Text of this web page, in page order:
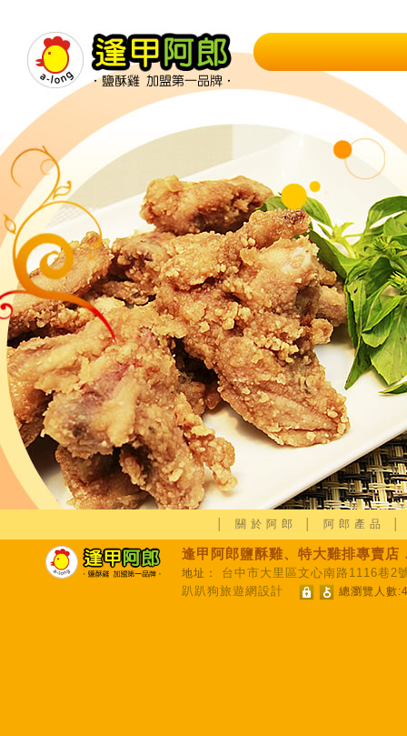
關於阿郎 阿郎產品
逢甲阿郎鹽酥雞、特大雞排專賣店
地址：
台中市大里區文心南路1116巷2
趴趴狗旅遊網設計
總瀏覽人